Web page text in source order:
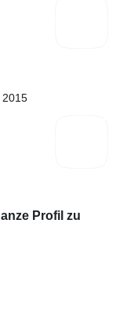
2015
Profil zu